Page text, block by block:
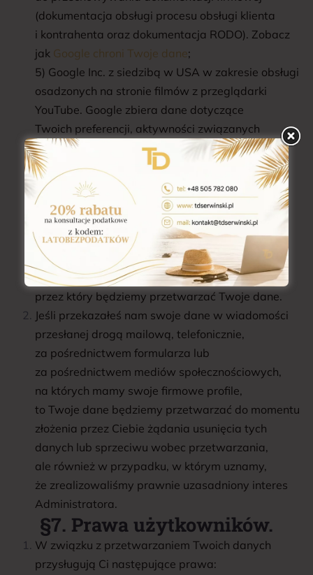
(dokumentacja obsługi procesu obsługi klienta
i kontrahenta oraz dokumentacja RODO). Zobacz
jak Google chroni Twoje dane;
5) Google Inc. z siedzibą w USA w zakresie obsługi
osadzonych na stronie filmów z przeglądarki
YouTube. Google zbiera dane dotyczące
Twoich preferencji, aktywności związanych
z oglądaniem filmów, co może mieć wpływ
na wyświetlane reklamy oraz kształt
Twoich playlist. Zobacz jakYouTube dba
o prywatność Twoich danych.
§6. Termin przechowywania
danych.
Nie jesteśmy w stanie określić jednego okresu
przez który będziemy przetwarzać Twoje dane.
Jeśli przekazałeś nam swoje dane w wiadomości
przesłanej drogą mailową, telefonicznie,
za pośrednictwem formularza lub
za pośrednictwem mediów społecznościowych,
na których mamy swoje firmowe profile,
to Twoje dane będziemy przetwarzać do momentu
złożenia przez Ciebie żądania usunięcia tych
danych lub sprzeciwu wobec przetwarzania,
ale również w przypadku, w którym uznamy,
że zrealizowaliśmy prawnie uzasadniony interes
Administratora.
§7. Prawa użytkowników.
W związku z przetwarzaniem Twoich danych
przysługują Ci następujące prawa: